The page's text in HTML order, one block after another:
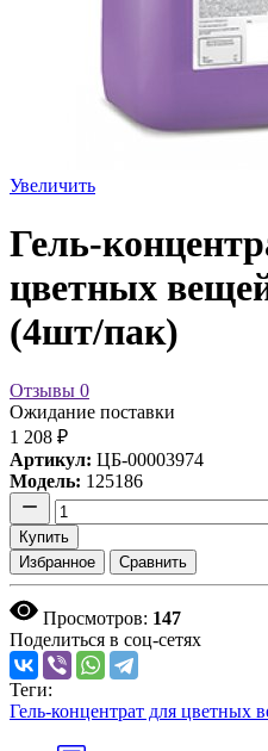
Увеличить
Гель-
цветных
(4шт/пак)
Отзывы 0
Ожидание поставки
1 208 ₽
Артикул: ЦБ-00003974
Модель: 125186
Купить
Избранное
Сравнить
Просмотров: 147
Поделиться в соц-сетях
Теги:
Гель-концентрат для